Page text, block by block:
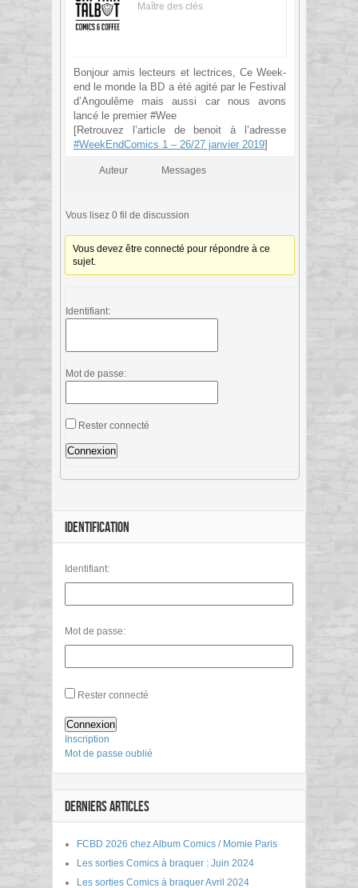
Maître des clés
Bonjour amis lecteurs et lectrices, Ce Week-
end le monde la BD a été agité par le Festival
d’Angoulême mais aussi car nous avons
lancé le premier #Wee
[Retrouvez l’article de benoit à l’adresse
#WeekEndComics 1 – 26/27 janvier 2019]
Auteur Messages
Vous lisez 0 fil de discussion
Vous devez être connecté pour répondre à ce
sujet.
Identifiant:
Mot de passe:
Rester connecté
Connexion
IDENTIFICATION
Identifiant:
Mot de passe:
Rester connecté
Connexion
Inscription
Mot de passe oublié
DERNIERS ARTICLES
FCBD 2026 chez Album Comics / Momie Paris
Les sorties Comics à braquer : Juin 2024
Les sorties Comics à braquer Avril 2024